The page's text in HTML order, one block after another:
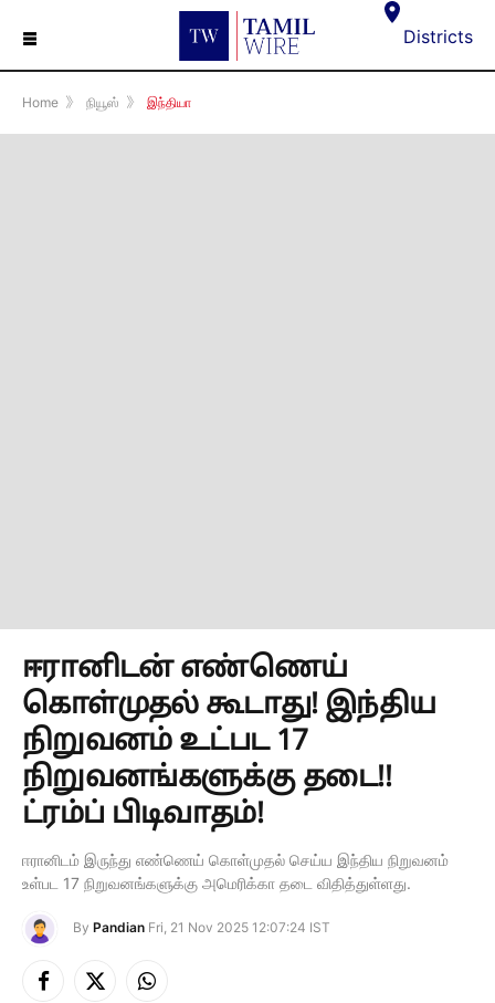
☰ Districts
Home 》 நியூஸ் 》 இந்தியா
ஈரானிடன் எண்ணெய்
கொள்முதல் கூடாது! இந்திய
நிறுவனம் உட்பட 17
நிறுவனங்களுக்கு தடை!!
ட்ரம்ப் பிடிவாதம்!
ஈரானிடம் இருந்து எண்ணெய் கொள்முதல் செய்ய இந்திய நிறுவனம்
உள்பட 17 நிறுவனங்களுக்கு அமெரிக்கா தடை விதித்துள்ளது.
By Pandian Fri, 21 Nov 2025 12:07:24 IST
Facebook
X
Instagram